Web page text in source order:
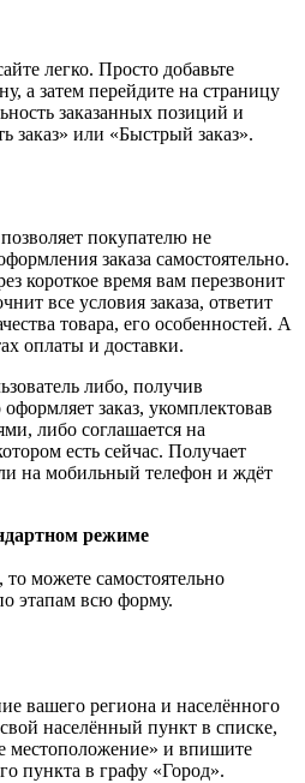
легко. Просто добавьте
а затем перейдите на страницу
заказанных позиций и
или «Быстрый заказ».
покупателю не
заказа самостоятельно.
короткое время вам перезвонит
все условия заказа, ответит
товара, его особенностей. А
оплаты и доставки.
либо, получив
заказ, укомплектовав
либо соглашается на
есть сейчас. Получает
на мобильный телефон и ждёт
режиме
можете самостоятельно
этапам всю форму.
вашего региона и населённого
населённый пункт в списке,
местоположение» и впишите
пункта в графу «Город».